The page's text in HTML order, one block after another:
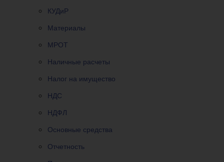
КУДиР
Материалы
МРОТ
Наличные расчеты
Налог на имущество
НДС
НДФЛ
Основные средства
Отчетность